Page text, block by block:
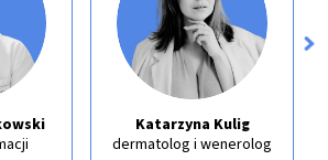
Katarzyna Kulig
dermatolog i wenerolog